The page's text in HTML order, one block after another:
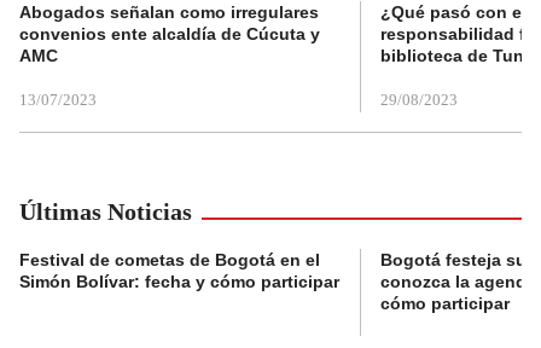
Abogados señalan como irregulares
convenios ente alcaldía de Cúcuta y
AMC
13/07/2023
¿Qué pasó con el
responsabilidad
biblioteca de
29/08/2023
Últimas Noticias
Festival de cometas de Bogotá en el
Simón Bolívar: fecha y cómo participar
Bogotá festeja su
conozca la
cómo participar